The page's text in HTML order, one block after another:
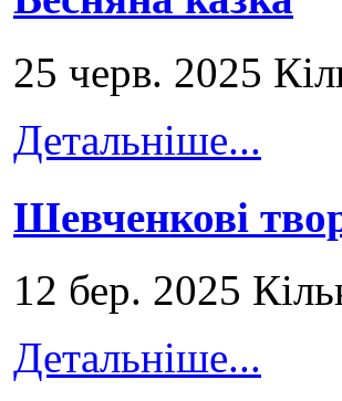
25 черв. 2025
Детальніше...
Шевченкові
12 бер. 2025
Детальніше...